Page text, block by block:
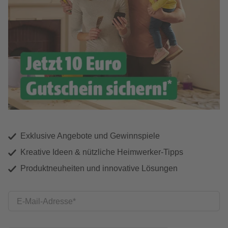
Exklusive Angebote und Gewinnspiele
Kreative Ideen & nützliche Heimwerker-Tipps
Produktneuheiten und innovative Lösungen
E-Mail-Adresse